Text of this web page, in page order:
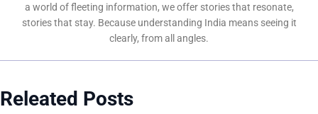
a world of fleeting information, we offer stories that resonate,
stories that stay. Because understanding India means seeing it
clearly, from all angles.
Releated Posts